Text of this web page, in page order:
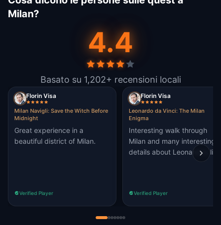
Milan?
4.4
Basato su 1,202+ recensioni locali
Florin Visa
Milan Navigli: Save the Witch Before
Midnight
Great experience in a
beautiful district of Milan.
Verified Player
Florin Visa
Leonardo da Vinci: The Milan
Enigma
Interesting walk through
Milan and many interesting
details about Leonardo's life.
Verified Player